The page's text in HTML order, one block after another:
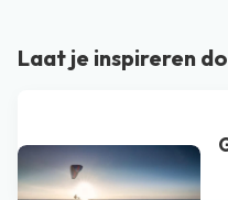
Laat je inspireren